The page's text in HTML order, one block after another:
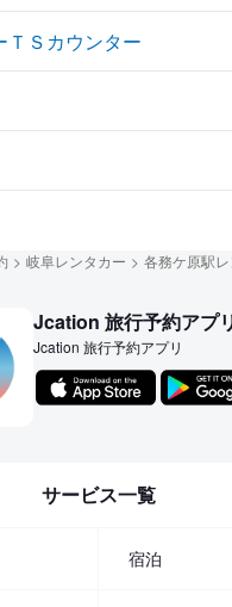
ＴＳカウンター
岐阜レンタカー 各務ケ原駅
Jcation 旅行予約アプ
Jcation 旅行予約アプリ
サービス一覧
宿泊